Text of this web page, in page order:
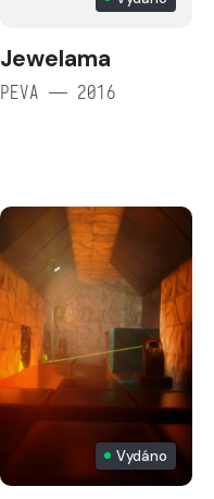
Jewelama
PEVA — 2016
Vydáno